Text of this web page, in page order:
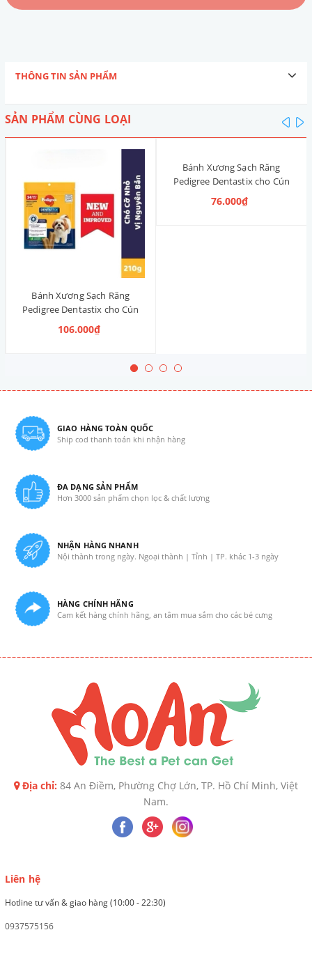
THÔNG TIN SẢN PHẨM
SẢN PHẨM CÙNG LOẠI
Bánh Xương Sạch Răng
Pedigree Dentastix cho Cún
vừa 210g (14 Thanh, Vị Truyền
Thống)
106.000₫
Bánh Xương Sạch Răng
Pedigree Dentastix cho Cún
nhỏ 120g (14 Thanh, Vị Truyền
Thống)
76.000₫
GIAO HÀNG TOÀN QUỐC
Ship cod thanh toán khi nhận hàng
ĐA DẠNG SẢN PHẨM
Hơn 3000 sản phẩm chọn lọc & chất lượng
NHẬN HÀNG NHANH
Nội thành trong ngày. Ngoại thành | Tỉnh | TP. khác 1-3 ngày
HÀNG CHÍNH HÃNG
Cam kết hàng chính hãng, an tâm mua sắm cho các bé cưng
Địa chỉ: 84 An Điềm, Phường Chợ Lớn, TP. Hồ Chí Minh, Việt
Nam.
Liên hệ
Hotline tư vấn & giao hàng (10:00 - 22:30)
0937575156